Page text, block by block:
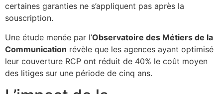
certaines garanties ne s’appliquent pas après la
souscription.
Une étude menée par l’Observatoire des Métiers de la
Communication révèle que les agences ayant optimisé
leur couverture RCP ont réduit de 40% le coût moyen
des litiges sur une période de cinq ans.